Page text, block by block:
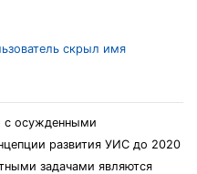
скрыл имя
с осужденными
развития УИС до 2020
задачами являются